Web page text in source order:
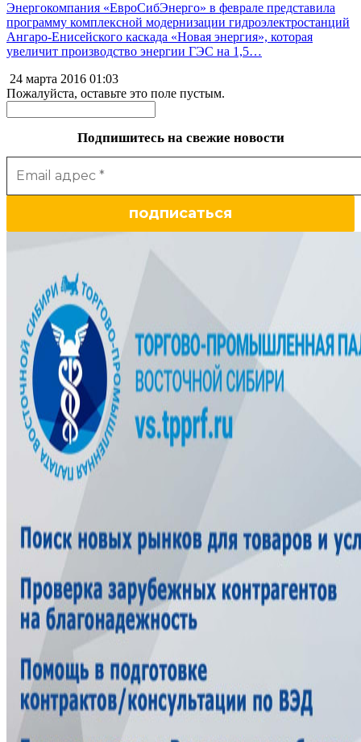
Энергокомпания «ЕвроСибЭнерго» в феврале представила
программу комплексной модернизации гидроэлектростанций
Ангаро-Енисейского каскада «Новая энергия», которая
увеличит производство энергии ГЭС на 1,5…
24 марта 2016 01:03
Пожалуйста, оставьте это поле пустым.
Подпишитесь на свежие новости